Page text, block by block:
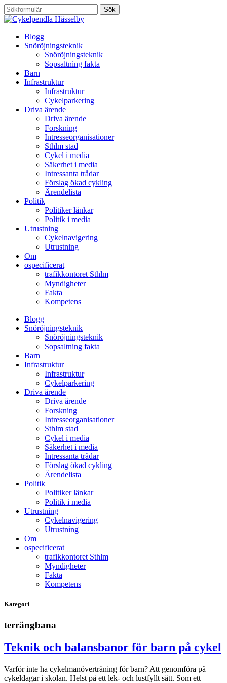
Blogg
Snöröjningsteknik
Snöröjningsteknik
Sopsaltning fakta
Barn
Infrastruktur
Infrastruktur
Cykelparkering
Driva ärende
Driva ärende
Forskning
Intresseorganisationer
Sthlm stad
Cykel i media
Säkerhet i media
Intressanta trådar
Förslag ökad cykling
Ärendelista
Politik
Politiker länkar
Politik i media
Utrustning
Cykelnavigering
Utrustning
Om
ospecificerat
trafikkontoret Sthlm
Myndigheter
Fakta
Kompetens
Blogg
Snöröjningsteknik
Snöröjningsteknik
Sopsaltning fakta
Barn
Infrastruktur
Infrastruktur
Cykelparkering
Driva ärende
Driva ärende
Forskning
Intresseorganisationer
Sthlm stad
Cykel i media
Säkerhet i media
Intressanta trådar
Förslag ökad cykling
Ärendelista
Politik
Politiker länkar
Politik i media
Utrustning
Cykelnavigering
Utrustning
Om
ospecificerat
trafikkontoret Sthlm
Myndigheter
Fakta
Kompetens
Kategori
terrängbana
Teknik och balansbanor för barn på cykel
Varför inte ha cykelmanöverträning för barn? Att genomföra på
cykeldagar i skolan. Helst på ett lek- och lustfyllt sätt. Som ett